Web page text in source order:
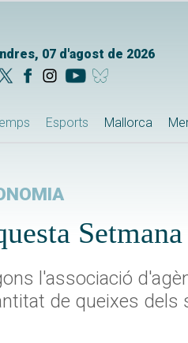
07 d'agost de 2026
Esports Mallorca
l'associació
de queixes dels